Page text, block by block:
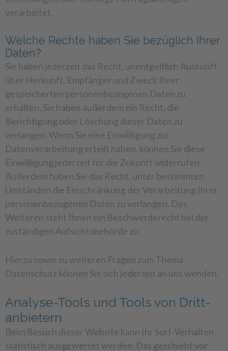
verarbeitet.
Welche Rechte haben Sie bezüglich Ihrer
Daten?
Sie haben jederzeit das Recht, unentgeltlich Auskunft
über Herkunft, Empfänger und Zweck Ihrer
gespeicherten personenbezogenen Daten zu
erhalten. Sie haben außerdem ein Recht, die
Berichtigung oder Löschung dieser Daten zu
verlangen. Wenn Sie eine Einwilligung zur
Datenverarbeitung erteilt haben, können Sie diese
Einwilligung jederzeit für die Zukunft widerrufen.
Außerdem haben Sie das Recht, unter bestimmten
Umständen die Einschränkung der Verarbeitung Ihrer
personenbezogenen Daten zu verlangen. Des
Weiteren steht Ihnen ein Beschwerderecht bei der
zuständigen Aufsichtsbehörde zu.
Hierzu sowie zu weiteren Fragen zum Thema
Datenschutz können Sie sich jederzeit an uns wenden.
Analyse-Tools und Tools von Dritt­
anbietern
Beim Besuch dieser Website kann Ihr Surf-Verhalten
statistisch ausgewertet werden. Das geschieht vor